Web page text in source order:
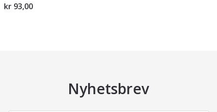
kr 93,00
Nyhetsbrev